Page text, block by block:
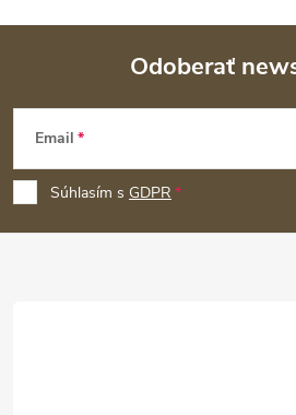
Z
p
ä
Odoberať
Email
Súhlasím s GDPR